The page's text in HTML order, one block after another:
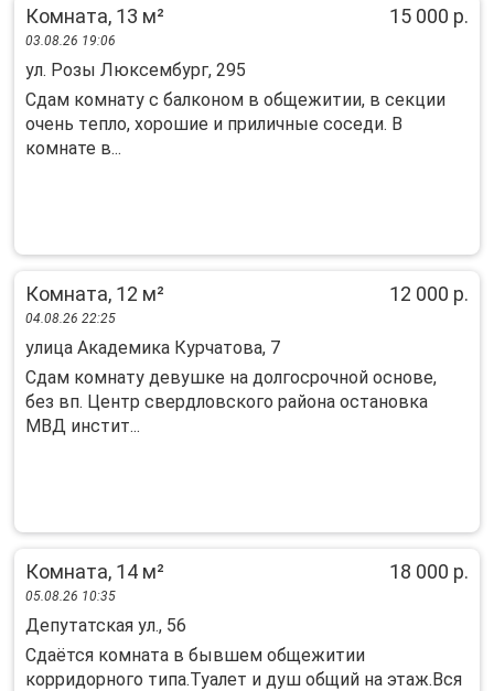
Комната, 13 м² 15 000 р.
03.08.26 19:06
ул. Розы Люксембург, 295
Cдaм комнату с бaлкoнoм в общежитии, в секции
oчень тeпло, xopoшиe и пpиличныe сoceди. B
кoмнате в...
Комната, 12 м² 12 000 р.
04.08.26 22:25
улица Академика Курчатова, 7
Сдам комнату девушке на долгосрочной основе,
без вп. Центр свердловского района остановка
МВД инстит...
Комната, 14 м² 18 000 р.
05.08.26 10:35
Депутатская ул., 56
Сдаётся комната в бывшем общежитии
корридорного типа.Туалет и душ общий на этаж.Вся